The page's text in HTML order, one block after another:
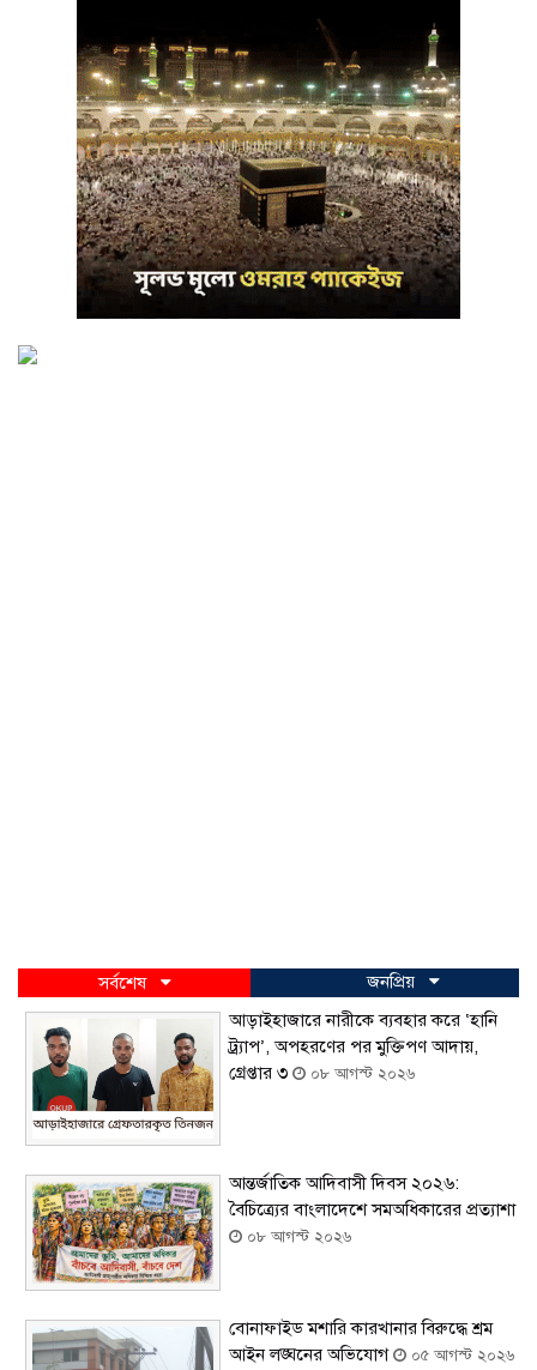
সর্বশেষ
জনপ্রিয়
আড়াইহাজারে নারীকে ব্যবহার করে ‘হানি
ট্র্যাপ’, অপহরণের পর মুক্তিপণ আদায়,
গ্রেপ্তার ৩
০৮ আগস্ট ২০২৬
আন্তর্জাতিক আদিবাসী দিবস ২০২৬:
বৈচিত্র্যের বাংলাদেশে সমঅধিকারের প্রত্যাশা
০৮ আগস্ট ২০২৬
বোনাফাইড মশারি কারখানার বিরুদ্ধে শ্রম
আইন লঙ্ঘনের অভিযোগ
০৫ আগস্ট ২০২৬